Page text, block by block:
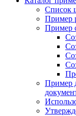
Список
Пример
Пример
Пример